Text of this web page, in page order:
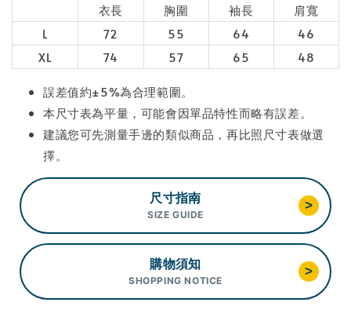
衣長 胸圍 袖長
肩寬
L
72 55 64
46
XL
74 57 65 48
誤差值約±5%為合理範圍。
本尺寸表為平量，可能會因單品特性而略有誤差。
建議您可先測量手邊的類似商品，再比照尺寸表做選
擇。
尺寸指南
SIZE GUIDE
>
購物須知
SHOPPING NOTICE
>